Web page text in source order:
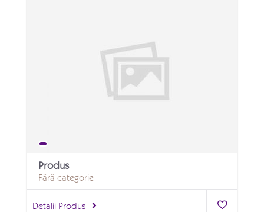
Produs
Fără categorie
Detalii Produs